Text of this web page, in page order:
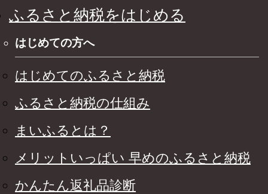
ふるさと納税をはじめる
はじめての方へ
はじめてのふるさと納税
ふるさと納税の仕組み
まいふるとは？
メリットいっぱい 早めのふるさと納税
かんたん返礼品診断